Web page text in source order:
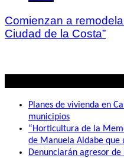
Comienzan a
Ciudad de la Costa”
Planes de vivienda en
municipios
“Horticultura de la
de Manuela Aldabe que
Denunciarán agresor